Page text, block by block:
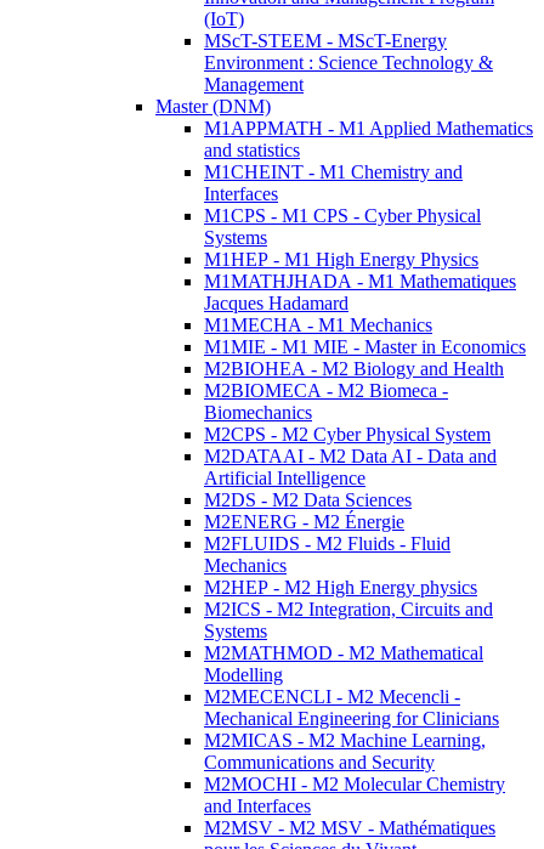
(IoT)
MScT-STEEM - MScT-Energy
Environment : Science Technology &
Management
Master (DNM)
M1APPMATH - M1 Applied Mathematics
and statistics
M1CHEINT - M1 Chemistry and
Interfaces
M1CPS - M1 CPS - Cyber Physical
Systems
M1HEP - M1 High Energy Physics
M1MATHJHADA - M1 Mathematiques
Jacques Hadamard
M1MECHA - M1 Mechanics
M1MIE - M1 MIE - Master in Economics
M2BIOHEA - M2 Biology and Health
M2BIOMECA - M2 Biomeca -
Biomechanics
M2CPS - M2 Cyber Physical System
M2DATAAI - M2 Data AI - Data and
Artificial Intelligence
M2DS - M2 Data Sciences
M2ENERG - M2 Énergie
M2FLUIDS - M2 Fluids - Fluid
Mechanics
M2HEP - M2 High Energy physics
M2ICS - M2 Integration, Circuits and
Systems
M2MATHMOD - M2 Mathematical
Modelling
M2MECENCLI - M2 Mecencli -
Mechanical Engineering for Clinicians
M2MICAS - M2 Machine Learning,
Communications and Security
M2MOCHI - M2 Molecular Chemistry
and Interfaces
M2MSV - M2 MSV - Mathématiques